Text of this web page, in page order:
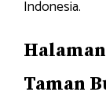
Indonesia.
Taman